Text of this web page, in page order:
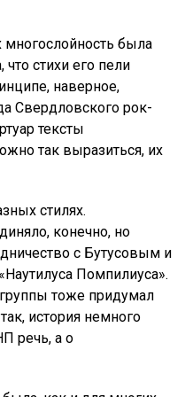
многослойность была
стихи его пели
наверное,
Свердловского рок-
тексты
так выразиться, их
стилях.
конечно, но
с Бутусовым и
Помпилиуса».
группы тоже придумал
история немного
речь, а о